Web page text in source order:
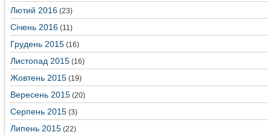
Лютий 2016 (23)
Січень 2016 (11)
Грудень 2015 (16)
Листопад 2015 (16)
Жовтень 2015 (19)
Вересень 2015 (20)
Серпень 2015 (3)
Липень 2015 (22)